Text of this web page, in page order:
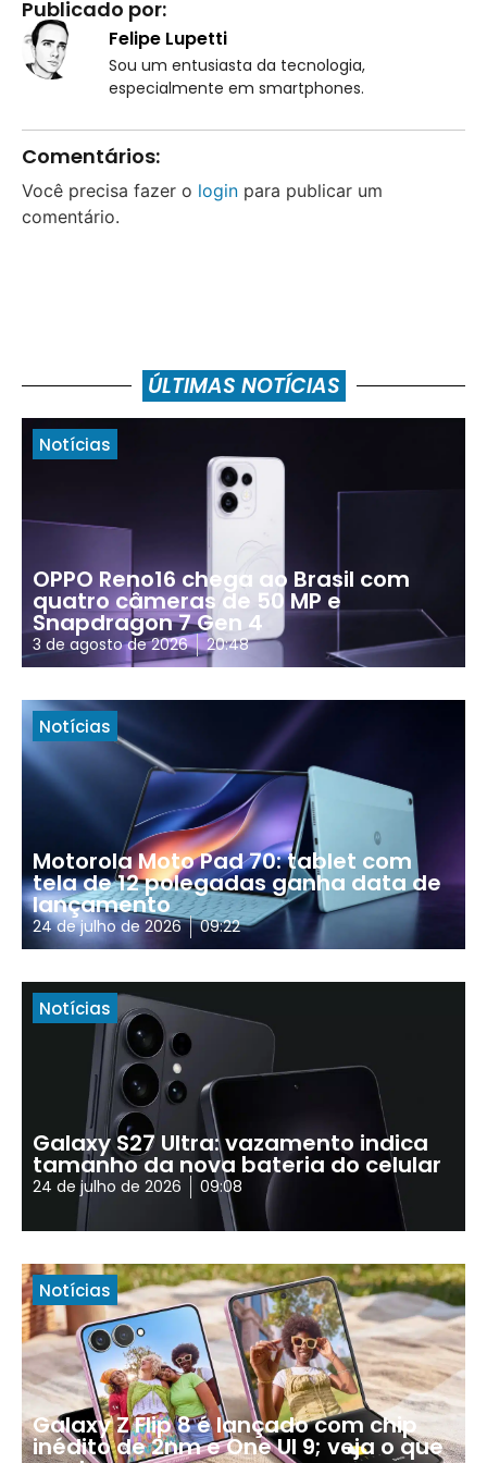
Publicado por:
Felipe Lupetti
Sou um entusiasta da tecnologia,
especialmente em smartphones.
Comentários:
Você precisa fazer o login para publicar um
comentário.
ÚLTIMAS NOTÍCIAS
Notícias
OPPO Reno16 chega ao Brasil com
quatro câmeras de 50 MP e
Snapdragon 7 Gen 4
3 de agosto de 2026 20:48
Notícias
Motorola Moto Pad 70: tablet com
tela de 12 polegadas ganha data de
lançamento
24 de julho de 2026 09:22
Notícias
Galaxy S27 Ultra: vazamento indica
tamanho da nova bateria do celular
24 de julho de 2026 09:08
Notícias
Galaxy Z Flip 8 é lançado com chip
inédito de 2nm e One UI 9; veja o que